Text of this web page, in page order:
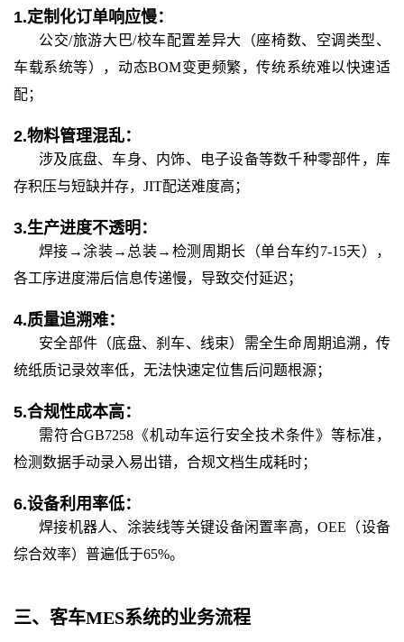
1.定制化订单响应慢：
公交/旅游大巴/校车配置差异大（座椅数、空调类型、
车载系统等），动态BOM变更频繁，传统系统难以快速适
配；
2.物料管理混乱：
涉及底盘、车身、内饰、电子设备等数千种零部件，库
存积压与短缺并存， JIT配送难度高；
3.生产进度不透明：
焊接 →涂装→总装→检测周期长（单台车约7-15天），
各工序进度滞后信息传递慢，导致交付延迟；
4.质量追溯难：
安全部件（底盘、刹车、线束）需全生命周期追溯，传
统纸质记录效率低，无法快速定位售后问题根源；
5.合规性成本高：
需符合GB7258《机动车运行安全技术条件》等标准，
检测数据手动录入易出错，合规文档生成耗时；
6.设备利用率低：
焊接机器人、涂装线等关键设备闲置率高，OEE（设备
综合效率）普遍低于65%。
三、 客车MES系统的业务流程